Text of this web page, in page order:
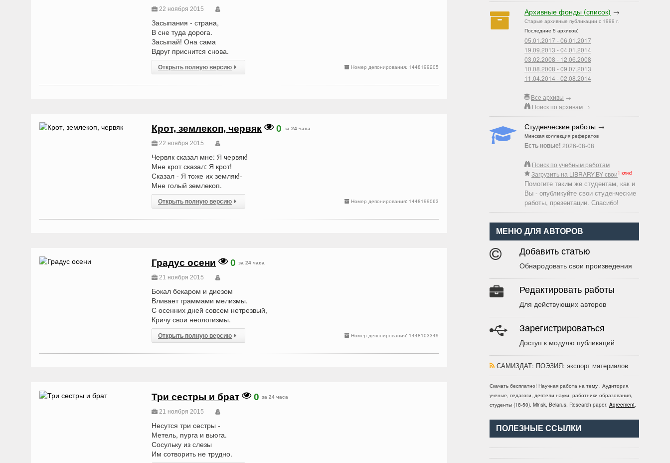
Архивные фонды (список) →
Старые архивные публикации с 1999 г.
Последние 5 архивов:
05.01.2017 - 06.01.2017
19.09.2013 - 04.01.2014
03.02.2008 - 12.06.2008
10.08.2008 - 09.07.2013
11.04.2014 - 02.08.2014
Все архивы →
Поиск по архивам →
Студенческие работы →
Минская коллекция рефератов
Есть новые! 2026-08-08
Поиск по учебным работам
Загрузить на LIBRARY.BY свои1 клик!
Помогите таким же студентам, как и
Вы - опубликуйте свои студенческие
работы, презентации. Спасибо!
МЕНЮ ДЛЯ АВТОРОВ
Добавить статью
Обнародовать свои произведения
Редактировать работы
Для действующих авторов
Зарегистрироваться
Доступ к модулю публикаций
САМИЗДАТ: ПОЭЗИЯ: экспорт материалов
Скачать бесплатно! Научная работа на тему . Аудитория:
ученые, педагоги, деятели науки, работники образования,
студенты (18-50). Minsk, Belarus. Research paper. Agreement.
ПОЛЕЗНЫЕ ССЫЛКИ
22 ноября 2015
Засыпания - страна,
В сне туда дорога.
Засыпай! Она сама
Вдруг приснится снова.
Номер депонирования: 1448199205
Открыть полную версию
Крот, землекоп, червяк 0 за 24 часа
22 ноября 2015
Червяк сказал мне: Я червяк!
Мне крот сказал: Я крот!
Сказал - Я тоже их земляк!-
Мне голый землекоп.
Номер депонирования: 1448199063
Открыть полную версию
Градус осени 0 за 24 часа
21 ноября 2015
Бокал бекаром и диезом
Вливает граммами мелизмы.
С осенних дней совсем нетрезвый,
Кричу свои неологизмы.
Номер депонирования: 1448103349
Открыть полную версию
Три сестры и брат 0 за 24 часа
21 ноября 2015
Несутся три сестры -
Метель, пурга и вьюга.
Сосульку из слезы
Им сотворить не трудно.